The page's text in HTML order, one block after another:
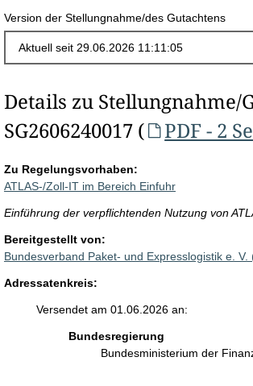
Version der Stellungnahme/des Gutachtens
Details zu Stellungnahme/
SG2606240017 (
PDF - 2
Zu Regelungsvorhaben:
ATLAS-/Zoll-IT im Bereich Einfuhr
Einführung der verpflichtenden Nutzung von
Bereitgestellt von:
Bundesverband Paket- und Expresslogistik e. V.
Adressatenkreis:
Versendet am 01.06.2026 an:
Bundesregierung
Bundesministerium der